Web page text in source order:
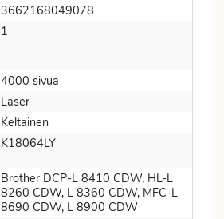
3662168049078
1
4000 sivua
Laser
Keltainen
K18064LY
Brother DCP-L 8410 CDW, HL-L
8260 CDW, L 8360 CDW, MFC-L
8690 CDW, L 8900 CDW